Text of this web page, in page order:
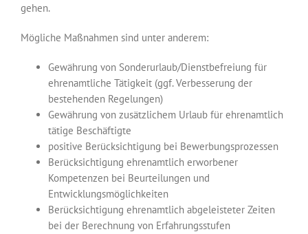
gehen.
Mögliche Maßnahmen sind unter anderem:
Gewährung von Sonderurlaub/Dienstbefreiung für
ehrenamtliche Tätigkeit (ggf. Verbesserung der
bestehenden Regelungen)
Gewährung von zusätzlichem Urlaub für ehrenamtlich
tätige Beschäftigte
positive Berücksichtigung bei Bewerbungsprozessen
Berücksichtigung ehrenamtlich erworbener
Kompetenzen bei Beurtei­lungen und
Entwicklungsmöglichkeiten
Berücksichtigung ehrenamtlich abgeleisteter Zeiten
bei der Berechnung von Erfahrungsstufen